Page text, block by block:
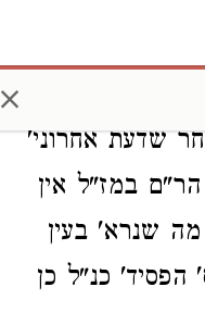
×
בחוש ודעת'
שדעת אחרוני'
במז"ל אין
מה שנרא' בעין
כנ"ל כן